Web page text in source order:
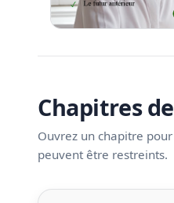
Chapitres
Ouvrez un chapitre
peuvent être restreints.